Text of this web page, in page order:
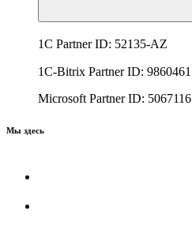
1C Partner ID: 52135-AZ
1C-Bitrix Partner ID: 9860461
Microsoft Partner ID: 5067116
Мы здесь